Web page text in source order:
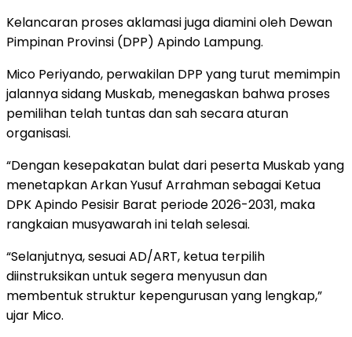
Kelancaran proses aklamasi juga diamini oleh Dewan
Pimpinan Provinsi (DPP) Apindo Lampung.
Mico Periyando, perwakilan DPP yang turut memimpin
jalannya sidang Muskab, menegaskan bahwa proses
pemilihan telah tuntas dan sah secara aturan
organisasi.
“Dengan kesepakatan bulat dari peserta Muskab yang
menetapkan Arkan Yusuf Arrahman sebagai Ketua
DPK Apindo Pesisir Barat periode 2026-2031, maka
rangkaian musyawarah ini telah selesai.
“Selanjutnya, sesuai AD/ART, ketua terpilih
diinstruksikan untuk segera menyusun dan
membentuk struktur kepengurusan yang lengkap,”
ujar Mico.